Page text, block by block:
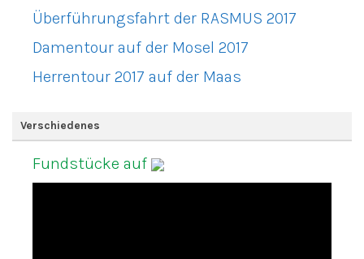
Überführungsfahrt der RASMUS 2017
Damentour auf der Mosel 2017
Herrentour 2017 auf der Maas
Verschiedenes
Fundstücke auf